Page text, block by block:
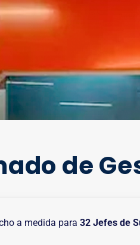
de
a medida para 32 Jefes de